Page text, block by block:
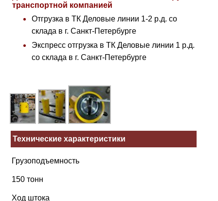
транспортной компанией
Отгрузка в ТК Деловые линии 1-2 р.д. со
склада в г. Санкт-Петербурге
Экспресс отгрузка в ТК Деловые линии 1 р.д.
со склада в г. Санкт-Петербурге
Технические характеристики
Грузоподъемность
150 тонн
Ход штока